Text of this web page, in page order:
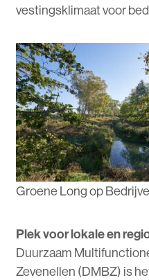
vestingsklimaat voor
Groene Long op
Plek voor lokale en
Duurzaam
Zevenellen (DMBZ) is